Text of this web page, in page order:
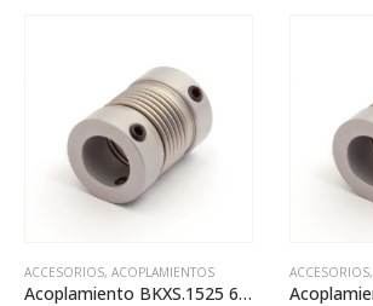
ACCESORIOS, ACOPLAMIENTOS
Acoplamiento BKXS.1525 6/6
ACCESORIOS,